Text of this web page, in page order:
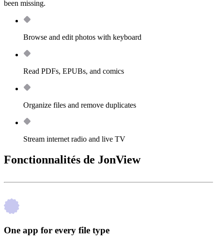
been missing.
Browse and edit photos with keyboard
Read PDFs, EPUBs, and comics
Organize files and remove duplicates
Stream internet radio and live TV
Fonctionnalités de JonView
One app for every file type